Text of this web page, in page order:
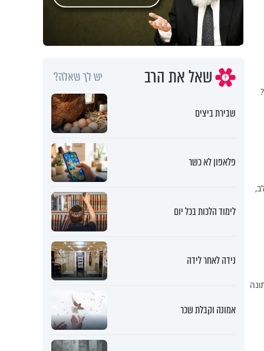
שאל את הרב יש לך שאלה?
שבירת ביצים
פלאפון לא כשר
לימוד הלכות בכל יום
נידה לאחר לידה
אמונה וקבלת שכר